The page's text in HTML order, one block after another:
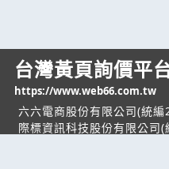
台灣黃頁詢價平
https://www.web66.com.tw
六六電商股份有限公司(統
際標資訊科技股份有限公司